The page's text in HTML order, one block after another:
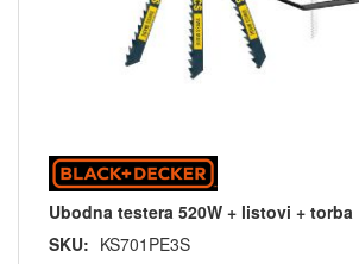
Ubodna testera 520W + listovi + torba
SKU: KS701PE3S